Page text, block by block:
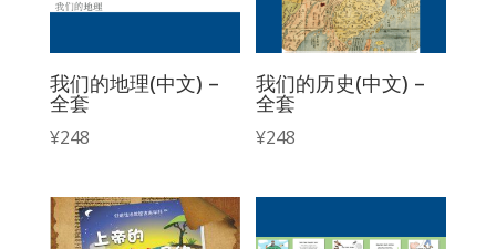
我们的地理(中文) –
全套
¥248
我们的历史(中文) –
全套
¥248